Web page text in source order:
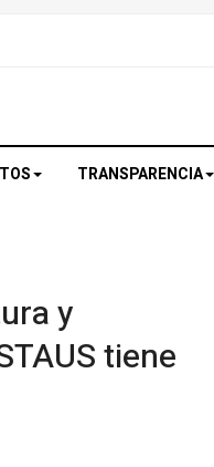
TRANSPARENCIA
y
tiene